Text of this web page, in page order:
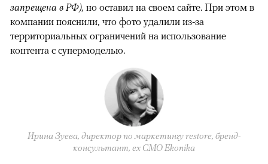
запрещена в РФ), но оставил на своем сайте. При этом в
компании пояснили, что фото удалили из-за
территориальных ограничений на использование
контента с супермоделью.
Ирина Зуева, директор по маркетингу restore, бренд-
консультант, eх CMO Ekonika